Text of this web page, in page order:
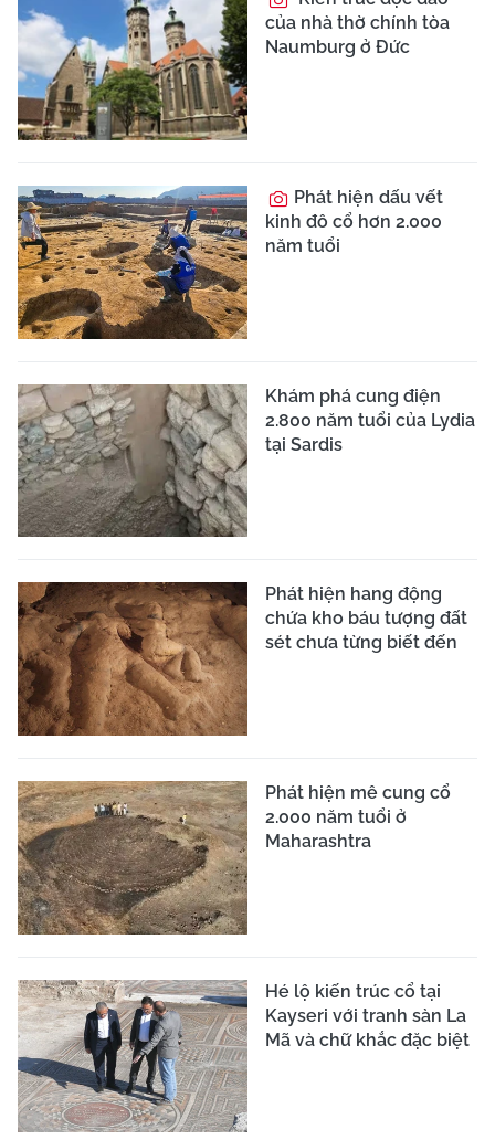
của nhà thờ chính tòa
Naumburg ở Đức
Phát hiện dấu vết
kinh đô cổ hơn 2.000
năm tuổi
Khám phá cung điện
2.800 năm tuổi của Lydia
tại Sardis
Phát hiện hang động
chứa kho báu tượng đất
sét chưa từng biết đến
Phát hiện mê cung cổ
2.000 năm tuổi ở
Maharashtra
Hé lộ kiến trúc cổ tại
Kayseri với tranh sàn La
Mã và chữ khắc đặc biệt